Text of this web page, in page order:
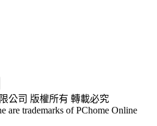
公司 版權所有 轉載必究
are trademarks of PChome Online